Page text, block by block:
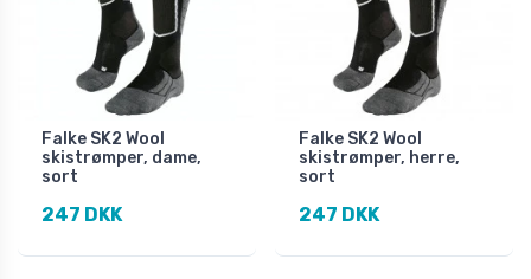
Falke SK2 Wool
skistrømper, dame,
sort
247 DKK
Falke SK2 Wool
skistrømper, herre,
sort
247 DKK